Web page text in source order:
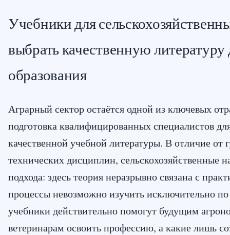
Учебники для
выбрать качественную литературу
образования
Аграрный сектор остаётся одной из ключевых
подготовка квалифицированных специалистов
качественной учебной литературы. В отличие от
технических дисциплин, сельскохозяйственные
подхода: здесь теория неразрывно связана с
процессы невозможно изучить исключительно
учебники действительно помогут будущим
ветеринарам освоить профессию, а какие лишь